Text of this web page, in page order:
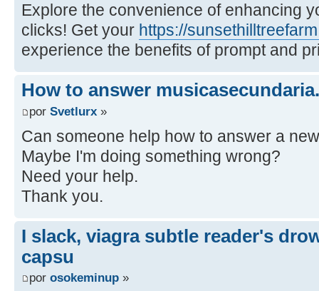
Explore the convenience of enhancing
clicks! Get your https://
experience the benefits of prompt and
How to answer
por Svetlurx »
Can someone help how to answer a
Maybe I'm doing something wrong?
Need your help.
Thank you.
I slack, viagra subtle reader's
capsu
por osokeminup »